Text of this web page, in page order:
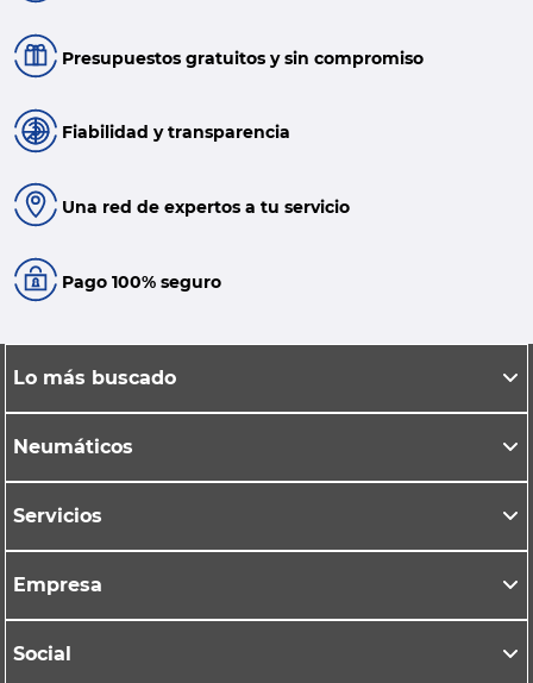
Presupuestos gratuitos y sin compromiso
Fiabilidad y transparencia
Una red de expertos a tu servicio
Pago 100% seguro
Lo más buscado
Neumáticos
Servicios
Empresa
Social